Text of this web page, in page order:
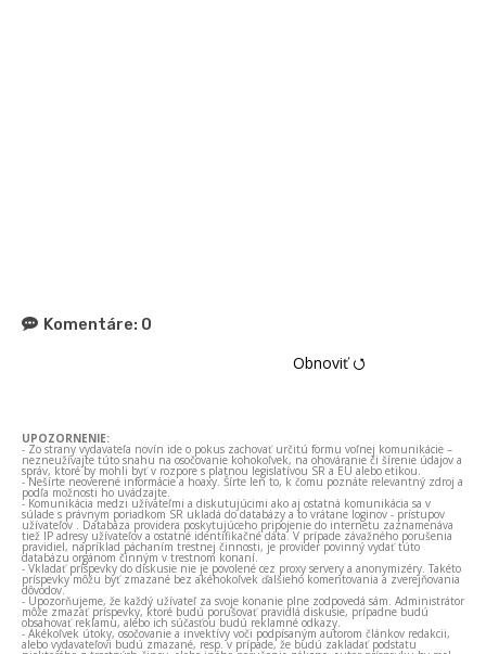
Komentáre: 0
Obnoviť ⭯
UPOZORNENIE:
- Zo strany vydavateľa novín ide o pokus zachovať určitú formu voľnej komunikácie –
nezneužívajte túto snahu na osočovanie kohokoľvek, na ohováranie či šírenie údajov a
správ, ktoré by mohli byť v rozpore s platnou legislatívou SR a EÚ alebo etikou.
- Nešírte neoverené informácie a hoaxy. Šírte len to, k čomu poznáte relevantný zdroj a
podľa možnosti ho uvádzajte.
- Komunikácia medzi užívateľmi a diskutujúcimi ako aj ostatná komunikácia sa v
súlade s právnym poriadkom SR ukladá do databázy a to vrátane loginov - prístupov
užívateľov . Databáza providera poskytujúceho pripojenie do internetu zaznamenáva
tiež IP adresy užívateľov a ostatné identifikačné dáta. V prípade závažného porušenia
pravidiel, napríklad páchaním trestnej činnosti, je provider povinný vydať túto
databázu orgánom činným v trestnom konaní.
- Vkladať príspevky do diskusie nie je povolené cez proxy servery a anonymizéry. Takéto
príspevky môžu byť zmazané bez akéhokoľvek ďalšieho komentovania a zverejňovania
dôvodov.
- Upozorňujeme, že každý užívateľ za svoje konanie plne zodpovedá sám. Administrátor
môže zmazať príspevky, ktoré budú porušovať pravidlá diskusie, prípadne budú
obsahovať reklamu, alebo ich súčasťou budú reklamné odkazy.
- Akékoľvek útoky, osočovanie a invektívy voči podpísaným autorom článkov redakcii,
alebo vydavateľovi budú zmazané, resp. v prípade, že budú zakladať podstatu